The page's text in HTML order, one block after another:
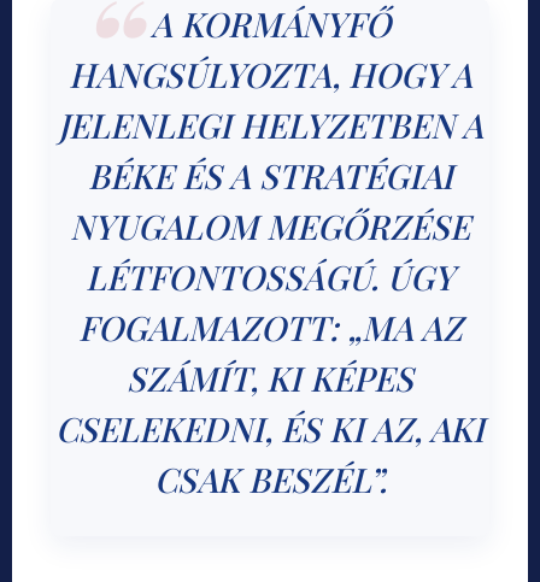
A KORMÁNYFŐ
HANGSÚLYOZTA, HOGY A
JELENLEGI HELYZETBEN A
BÉKE ÉS A STRATÉGIAI
NYUGALOM MEGŐRZÉSE
LÉTFONTOSSÁGÚ. ÚGY
FOGALMAZOTT: „MA AZ
SZÁMÍT, KI KÉPES
CSELEKEDNI, ÉS KI AZ, AKI
CSAK BESZÉL”.